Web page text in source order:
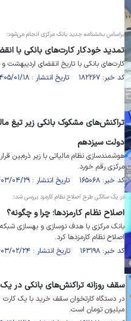
براساس بخشنامه جدید بانک مرکزی انجام می‌شود؛
تمدید خودکار کارت‌های بانکی با
کارت‌های بانکی با تاریخ انقضای
کد خبر: ۱۸۲۲۶۷ تاریخ انتشار : ۱۴۰۵/۰۱/۱۸
تراکنش‌های مشکوک بانکی زیر تیغ
دولت سیزدهم
هوشمندسازی نظام مالیاتی با زیر ذره‌بین
مرکزی رقم خورد.
کد خبر: ۱۶۵۰۶۸ تاریخ انتشار : ۱۴۰۳/۰۴/۲۹
در یک سالگی طرح اصلاح نظام کارمزد بررسی شد؛
اصلاح نظام کارمزدها؛ چرا و چگونه؟
بانک مرکزی با هدف نوسازی و بهسازی
اصلاح نظام کارمزد‌ها کرد.
کد خبر: ۱۶۳۱۹۸ تاریخ انتشار : ۱۴۰۳/۰۲/۲۴
سقف روزانه تراکنش‌های بانکی در یک
میلیون تومان است.